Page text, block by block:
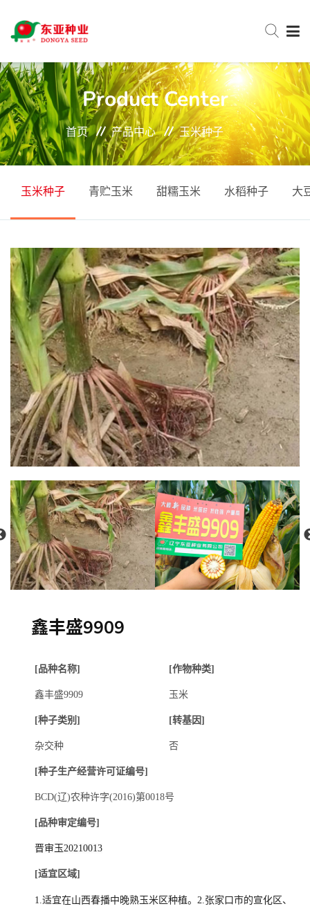
网站首页
关于东亚
新闻中心
服务与支持
招贤纳士
官方商城
Product Center
首页 产品中心 玉米种子
玉米种子 青贮玉米 甜糯玉米 水稻种子 大
鑫丰盛9909
[品种名称] [作物种类]
鑫丰盛9909 玉米
[种子类别] [转基因]
杂交种 否
[种子生产经营许可证编号]
BCD(辽)农种许字(2016)第0018号
[品种审定编号]
晋审玉20210013
[适宜区域]
1.适宜在山西春播中晚熟玉米区种植。2.张家口市的宣化区、